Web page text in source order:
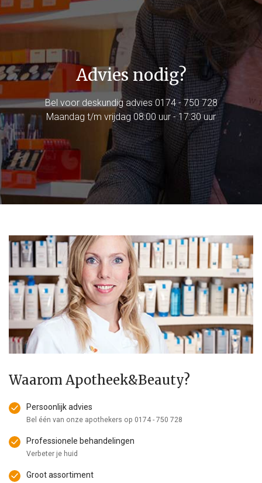
Advies nodig?
Bel voor deskundig advies0174 - 750 728
Maandag t/m vrijdag 08:00 uur - 17:30 uur
Waarom Apotheek&Beauty?
Persoonlijk advies
Bel één van onze apothekers op 0174 - 750 728
Professionele behandelingen
Verbeter je huid
Groot assortiment